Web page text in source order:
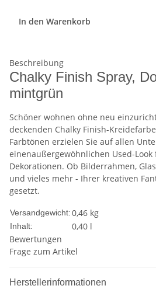
In den Warenkorb
Beschreibung
Chalky Finish Spray,
mintgrün
Schöner wohnen ohne neu
deckenden Chalky Finish-
Farbtönen erzielen Sie auf allen
einenaußergewöhnlichen Used-
Dekorationen. Ob Bilderrahmen,
und vieles mehr - Ihrer kreativen
gesetzt.
Versandgewicht:0,46 kg
Inhalt:
0,40 l
Bewertungen
Frage zum Artikel
Herstellerinformationen